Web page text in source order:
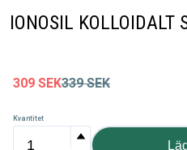
IONOSIL KOLLOIDALT
309 SEK339 SEK
Kvantitet